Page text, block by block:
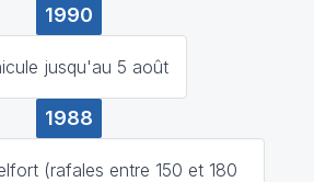
1990
jusqu'au 5 août
1988
(rafales entre 150 et 180